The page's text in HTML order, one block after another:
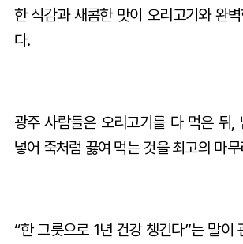
한 식감과 새콤한 맛이 오리고기와 완
다.
광주 사람들은 오리고기를 다 먹은 뒤,
넣어 죽처럼 끓여 먹는 것을 최고의 마
“한 그릇으로 1년 건강 챙긴다”는 말이